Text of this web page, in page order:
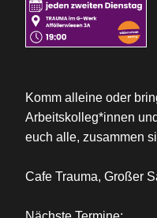
Komm alleine oder
Arbeitskolleg*innen
euch alle, zusammen
Cafe Trauma, Großer